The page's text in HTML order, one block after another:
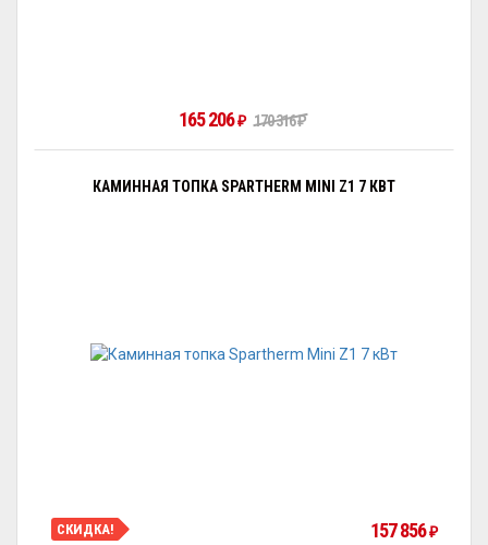
165 206 ₽ 170 316₽
КАМИННАЯ ТОПКА SPARTHERM MINI Z1 7 КВТ
СКИДКА! 157 856 ₽